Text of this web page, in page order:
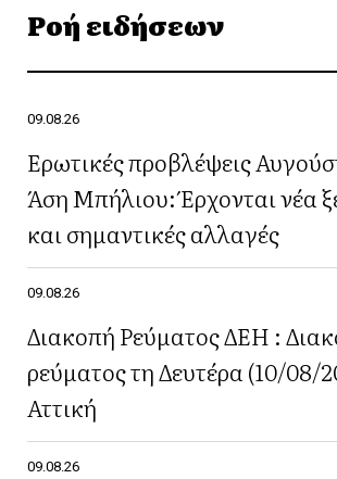
Ροή ειδήσεων
09.08.26
Ερωτικές προβλέψεις
Άση Μπήλιου: Έρχονται νέα
και σημαντικές αλλαγές
09.08.26
Διακοπή Ρεύματος ΔΕΗ :
ρεύματος τη Δευτέρα (10/08/
Αττική
09.08.26